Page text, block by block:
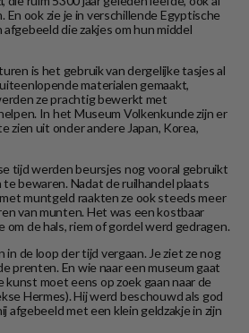
En ook zie je in verschillende Egyptische
die zakjes om hun middel
is het gebruik van dergelijke tasjes al
materialen gemaakt,
ze prachtig bewerkt met
In het Museum Volkenkunde zijn er
zien uit onder andere Japan, Korea,
tijd werden beursjes nog vooral gebruikt
bewaren. Nadat de ruilhandel plaats
muntgeld raakten ze ook steeds meer
van munten. Het was een kostbaar
de hals, riem of gordel werd gedragen.
in de loop der tijd vergaan. Je ziet ze nog
prenten. En wie naar een museum gaat
kunst moet eens op zoek gaan naar de
Hermes). Hij werd beschouwd als god
afgebeeld met een klein geldzakje in zijn